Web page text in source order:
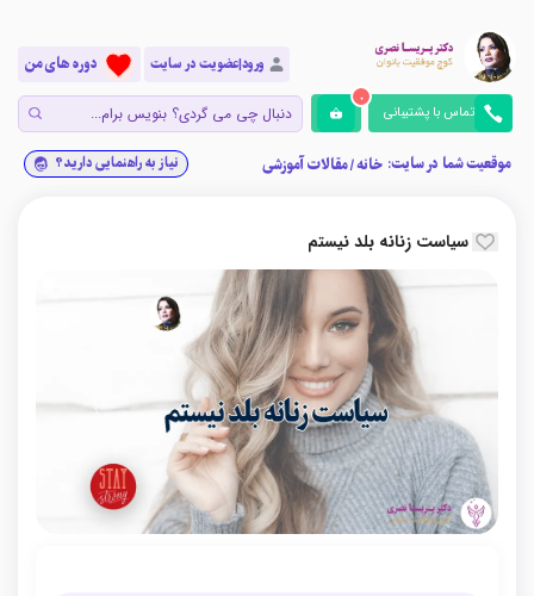
ورود|عضویت در سایت دوره های من
تماس با پشتیبانی
0
موقعیت شما در سایت: خانه/مقالات آموزشی نیاز به راهنمایی دارید؟
سیاست زنانه بلد نیستم